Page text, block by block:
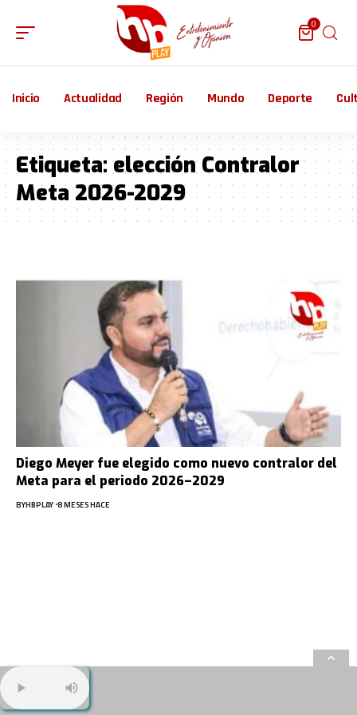
0
Inicio Actualidad Región Mundo Deporte
Etiqueta:elección Contralor
Meta 2026-2029
Diego Meyer fue elegido como nuevo contralor del
Meta para el periodo 2026–2029
BYHBPLAY 8 MESES HACE